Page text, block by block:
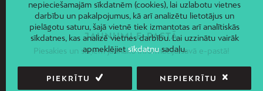
JAUNUMI E-PASTĀ
Piesakies un saņem jaunāko informāciju savā e-pastā!
nepieciešamajām sīkdatnēm (cookies), lai uzlabotu vietnes
darbību un pakalpojumus, kā arī analizētu lietotājus un
pielāgotu saturu, šajā vietnē tiek izmantotas arī analītiskās
sīkdatnes, kas analizē vietnes darbību. Lai uzzinātu vairāk
apmeklējietsīkdatņusadaļu.
PIEKRĪTU NEPIEKRĪTU